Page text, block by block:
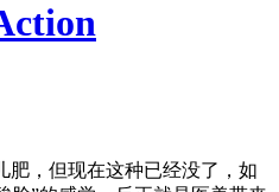
肥，但现在这种已经没了，如